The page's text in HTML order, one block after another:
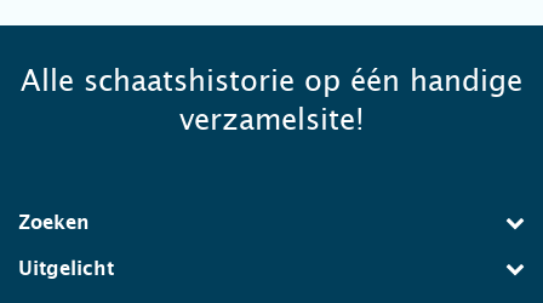
Alle schaatshistorie op één handige
verzamelsite!
Zoeken
Uitgelicht